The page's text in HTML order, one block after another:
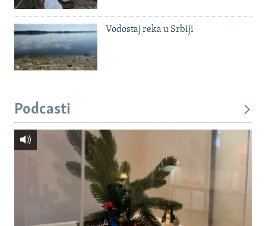
Vodostaj reka u Srbiji
Podcasti